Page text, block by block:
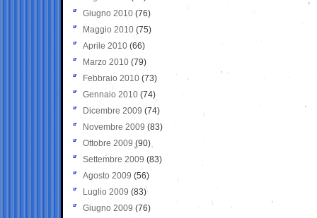
Giugno 2010 (76)
Maggio 2010 (75)
Aprile 2010 (66)
Marzo 2010 (79)
Febbraio 2010 (73)
Gennaio 2010 (74)
Dicembre 2009 (74)
Novembre 2009 (83)
Ottobre 2009 (90)
Settembre 2009 (83)
Agosto 2009 (56)
Luglio 2009 (83)
Giugno 2009 (76)